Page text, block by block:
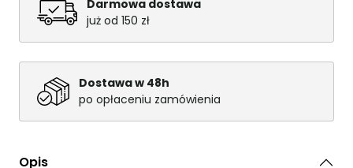
Darmowa dostawa
już od 150 zł
Dostawa w 48h
po opłaceniu zamówienia
Opis